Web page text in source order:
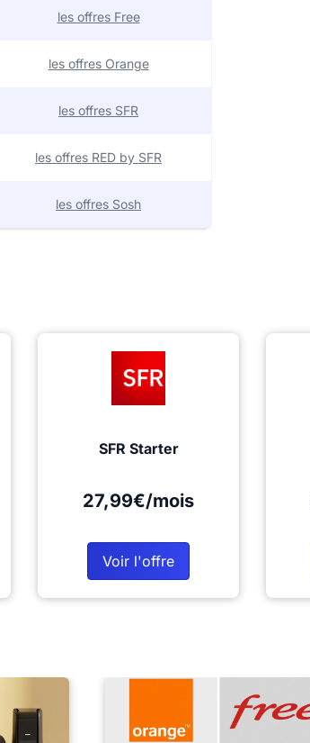
les offres Free
les offres Orange
les offres SFR
les offres RED by SFR
les offres Sosh
SFR Starter
27,99€/mois
Voir l'offre